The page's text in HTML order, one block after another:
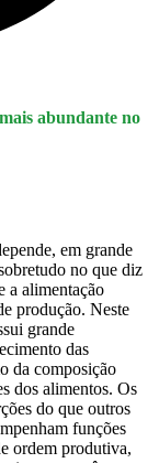
abundante no
em grande
no que diz
a alimentação
produção. Neste
grande
das
da composição
dos alimentos. Os
do que outros
funções
ordem produtiva,